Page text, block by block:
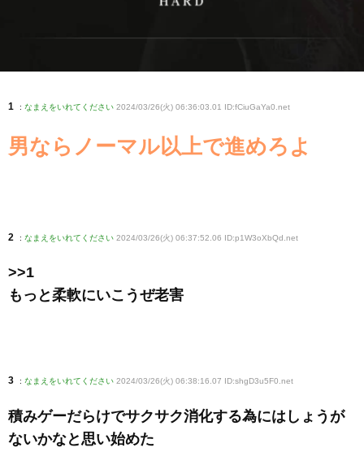
1 : なまえをいれてください 2024/03/26(火) 06:36:03.01 ID:fCiuGaYa0 .net
男ならノーマル以上で進めろよ
2 : なまえをいれてください 2024/03/26(火) 06:37:52.06 ID:p1W3oXbQd .net
>>1
もっと柔軟にいこうぜ老害
3 : なまえをいれてください 2024/03/26(火) 06:38:16.07 ID:shgD3u5F0.net
積みゲーだらけでサクサク消化する為にはしょうが
ないかなと思い始めた